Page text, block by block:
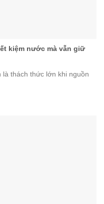
kiệm nước mà vẫn giữ
thách thức lớn khi nguồn